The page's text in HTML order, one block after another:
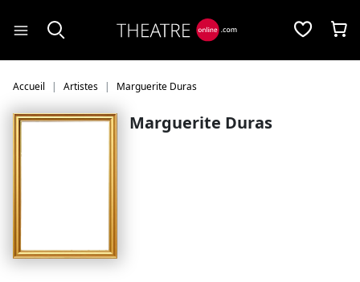
Accueil Artistes Marguerite Duras
Marguerite Duras